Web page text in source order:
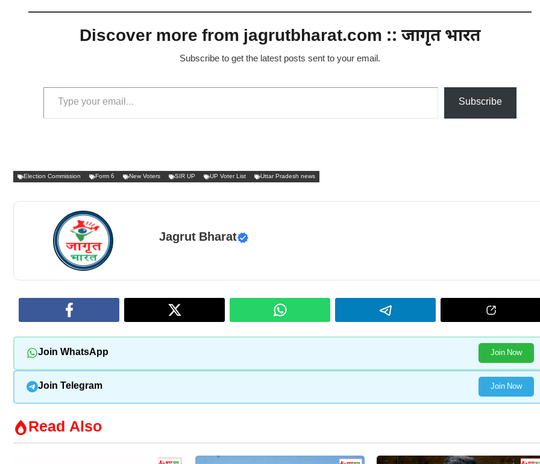
Discover more from jagrutbharat.com :: जागृत भारत
Subscribe to get the latest posts sent to your email.
Type your email…
Subscribe
Election Commission Form 6 New Voters SIR UP UP Voter List Uttar Pradesh news
Jagrut Bharat
Join WhatsApp Join Now
Join Telegram Join Now
Read Also